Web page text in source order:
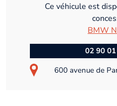
Ce véhicule est
BMW
02 90
600 avenue de